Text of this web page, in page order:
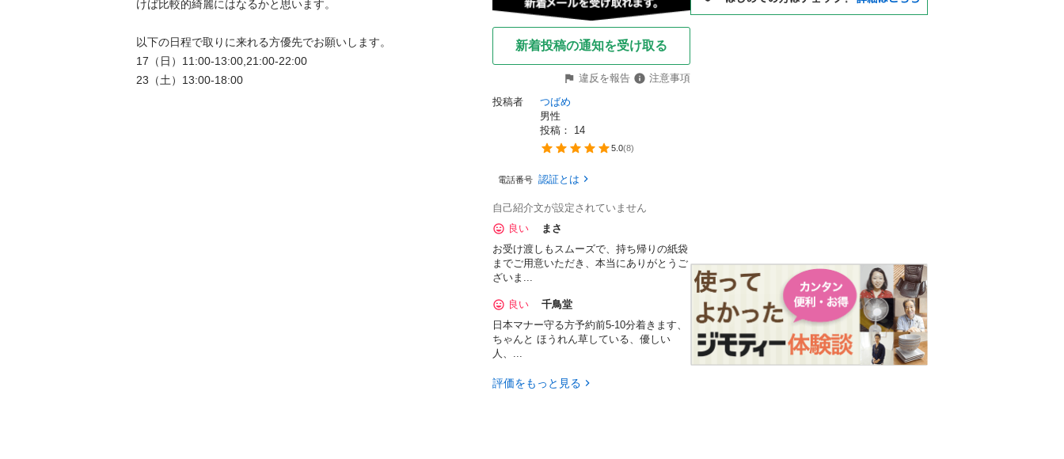
けば比較的綺麗にはなるかと思います。
以下の日程で取りに来れる方優先でお願いします。
17（日）11:00-13:00,21:00-22:00
23（土）13:00-18:00
新着投稿の通知を受け取る
違反を報告
注意事項
投稿者
つばめ
男性
投稿： 14
5.0(8)
電話番号 認証とは
自己紹介文が設定されていません
良い
まさ
お受け渡しもスムーズで、持ち帰りの紙袋
までご用意いただき、本当にありがとうご
ざいま...
良い
千鳥堂
日本マナー守る方予約前5-10分着きます、
ちゃんと ほうれん草している、優しい
人、...
評価をもっと見る